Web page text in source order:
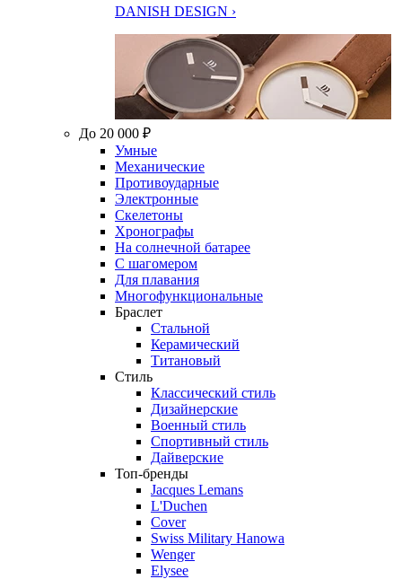
DANISH DESIGN ›
До 20 000 ₽
Умные
Механические
Противоударные
Электронные
Скелетоны
Хронографы
На солнечной батарее
С шагомером
Для плавания
Многофункциональные
Браслет
Стальной
Керамический
Титановый
Стиль
Классический стиль
Дизайнерские
Военный стиль
Спортивный стиль
Дайверские
Топ-бренды
Jacques Lemans
L'Duchen
Cover
Swiss Military Hanowa
Wenger
Elysee